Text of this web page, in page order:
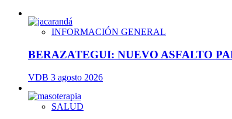
DEL
PJ INFORMACIÓN GENERAL
BERAZATEGUI: NUEVO ASFALTO
VDB 3 agosto 2026
SALUD